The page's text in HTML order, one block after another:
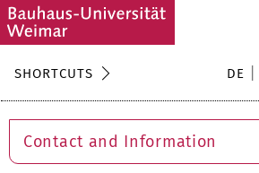
SHORTCUTS DE
Contact and Information